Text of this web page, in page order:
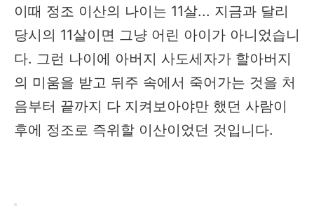
이때 정조 이산의 나이는 11살... 지금과 달리
당시의 11살이면 그냥 어린 아이가 아니었습니
다. 그런 나이에 아버지 사도세자가 할아버지
의 미움을 받고 뒤주 속에서 죽어가는 것을 처
음부터 끝까지 다 지켜보아야만 했던 사람이
후에 정조로 즉위할 이산이었던 것입니다.